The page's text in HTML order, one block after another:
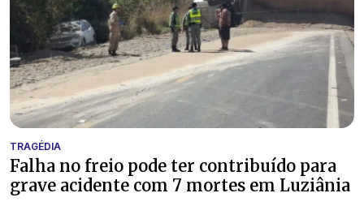
TRAGÉDIA
Falha no freio pode ter contribuído para
grave acidente com 7 mortes em Luziânia